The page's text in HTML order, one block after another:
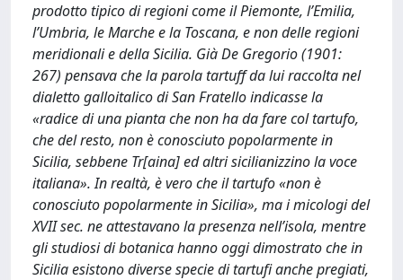
prodotto tipico di regioni come il Piemonte, l’Emilia,
l’Umbria, le Marche e la Toscana, e non delle regioni
meridionali e della Sicilia. Già De Gregorio (1901:
267) pensava che la parola tartuff da lui raccolta nel
dialetto galloitalico di San Fratello indicasse la
«radice di una pianta che non ha da fare col tartufo,
che del resto, non è conosciuto popolarmente in
Sicilia, sebbene Tr[aina] ed altri sicilianizzino la voce
italiana». In realtà, è vero che il tartufo «non è
conosciuto popolarmente in Sicilia», ma i micologi del
XVII sec. ne attestavano la presenza nell’isola, mentre
gli studiosi di botanica hanno oggi dimostrato che in
Sicilia esistono diverse specie di tartufi anche pregiati,